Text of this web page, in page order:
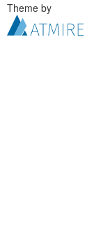
Theme by